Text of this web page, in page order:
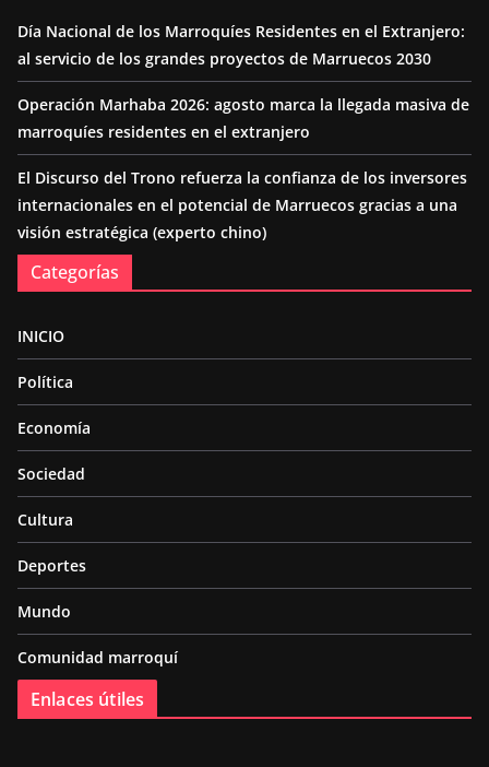
Día Nacional de los Marroquíes Residentes en el Extranjero:
al servicio de los grandes proyectos de Marruecos 2030
Operación Marhaba 2026: agosto marca la llegada masiva de
marroquíes residentes en el extranjero
El Discurso del Trono refuerza la confianza de los inversores
internacionales en el potencial de Marruecos gracias a una
visión estratégica (experto chino)
Categorías
INICIO
Política
Economía
Sociedad
Cultura
Deportes
Mundo
Comunidad marroquí
Enlaces útiles